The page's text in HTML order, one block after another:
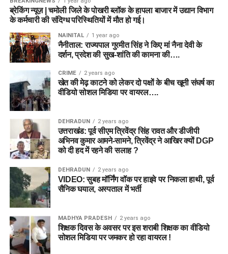
ब्रेकिंग न्यूज़ | चमोली जिले के पोखरी ब्लॉक के हापला बाजार में उद्यान विभाग
के कर्मचारी की संदिग्ध परिस्थितियों में मौत हो गई।
NAINITAL 1 year ago
नैनीताल: राज्यपाल गुरमीत सिंह ने किए मां नैना देवी के
दर्शन, प्रदेश की सुख-शांति की कामना की….
CRIME 2 years ago
खेत की मेढ़ काटने को लेकर दो पक्षों के बीच खूनी संघर्ष का
वीडियो सोशल मिडिया पर वायरल….
DEHRADUN 2 years ago
उत्तराखंड: पूर्व सीएम त्रिवेंद्र सिंह रावत और डीजीपी
अभिनव कुमार आमने-सामने, त्रिवेंद्र ने आखिर क्यों DGP
को दी हद में रहने की सलाह ?
DEHRADUN 2 years ago
VIDEO: सुबह मॉर्निंग वॉक पर हाइवे पर निकला हाथी, पूर्व
सैनिक घयाल, अस्पताल में भर्ती
MADHYA PRADESH 2 years ago
शिक्षक दिवस के अवसर पर इस शराबी शिक्षक का वीडियो
सोशल मिडिया पर जमकर हो रहा वायरल !